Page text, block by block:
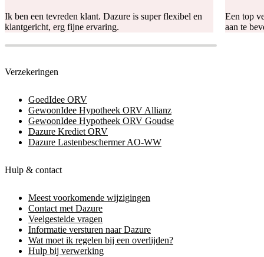
Ik ben een tevreden klant. Dazure is super flexibel en
klantgericht, erg fijne ervaring.
Een top
aan te
Verzekeringen
GoedIdee ORV
GewoonIdee Hypotheek ORV Allianz
GewoonIdee Hypotheek ORV Goudse
Dazure Krediet ORV
Dazure Lastenbeschermer AO-WW
Hulp & contact
Meest voorkomende wijzigingen
Contact met Dazure
Veelgestelde vragen
Informatie versturen naar Dazure
Wat moet ik regelen bij een overlijden?
Hulp bij verwerking